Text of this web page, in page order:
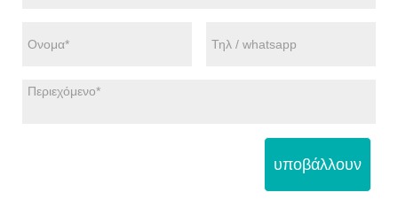
υποβάλλουν